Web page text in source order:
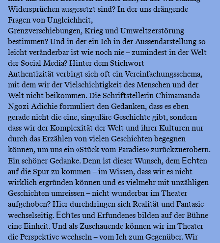
Widersprüchen ausgesetzt sind? In der uns drängende
Fragen von Ungleichheit,
Grenzverschiebungen, Krieg und Umweltzerstörung
bestimmen? Und in der ein Ich in der Aussendarstellung so
leicht veränderbar ist wie noch nie – zumindest in der Welt
der Social Media? Hinter dem Stichwort
Authentizität verbirgt sich oft ein Vereinfachungsschema,
mit dem wir der Vielschichtigkeit des Menschen und der
Welt nicht beikommen. Die Schriftstellerin Chimamanda
Ngozi Adichie formuliert den Gedanken, dass es eben
gerade nicht die eine, singuläre Geschichte gibt, sondern
dass wir der Komplexität der Welt und ihrer Kulturen nur
durch das Erzählen von vielen Geschichten begegnen
können, um uns ein «Stück vom Paradies» zurückzuerobern.
Ein schöner Gedanke. Denn ist dieser Wunsch, dem Echten
auf die Spur zu kommen – im Wissen, dass wir es nicht
wirklich ergründen können und es vielmehr mit unzähligen
Geschichten umreissen – nicht wunderbar im Theater
aufgehoben? Hier durchdringen sich Realität und Fantasie
wechselseitig. Echtes und Erfundenes bilden auf der Bühne
eine Einheit. Und als Zuschauende können wir im Theater
die Perspektive wechseln – vom Ich zum Gegenüber. Wir